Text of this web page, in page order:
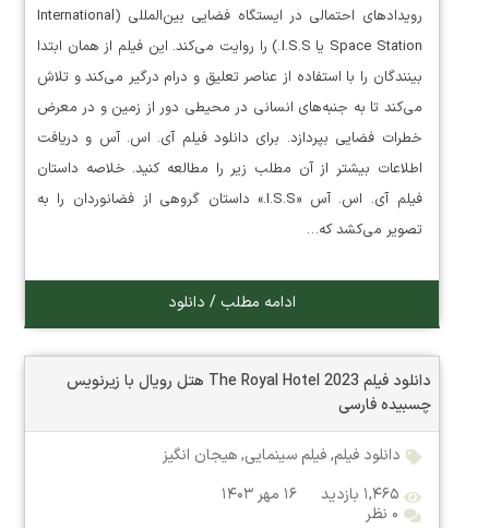
رویدادهای احتمالی در ایستگاه فضایی بین‌المللی (International
Space Station یا I.S.S.) را روایت می‌کند. این فیلم از همان ابتدا
بینندگان را با استفاده از عناصر تعلیق و درام درگیر می‌کند و تلاش
می‌کند تا به جنبه‌های انسانی در محیطی دور از زمین و در معرض
خطرات فضایی بپردازد. برای دانلود فیلم آی. اس. آس و دریافت
اطلاعات بیشتر از آن مطلب زیر را مطالعه کنید. خلاصه داستان
فیلم آی. اس. آس «I.S.S.» داستان گروهی از فضانوردان را به
تصویر می‌کشد که…
ادامه مطلب / دانلود
دانلود فیلم The Royal Hotel 2023 هتل رویال با زیرنویس
چسبیده فارسی
دانلود فیلم,فیلم سینمایی,هیجان انگیز
۱,۴۶۵ بازدید
۱۶ مهر ۱۴۰۳
۰ نظر